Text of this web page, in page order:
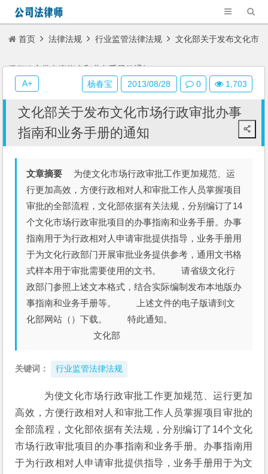
首页 法律法规 行业监管法律法规 文化部关于发布文化市
场行政审批办事指南和业务手册的通知
文化部关于发布文化市场行政审批办事
指南和业务手册的通知
文章摘要 为使文化市场行政审批工作更加规范、运
行更加高效，方便行政相对人和审批工作人员掌握项目
审批的全部流程，文化部依据有关法规，分别编订了14
个文化市场行政审批项目的办事指南和业务手册。办事
指南用于为行政相对人申请审批提供指导，业务手册用
于为文化行政部门开展审批业务提供参考，通用文书格
式样本用于审批需要使用的文书。 请省级文化行
政部门参照上述文本格式，结合实际编制发布本地版办
事指南和业务手册等。 上述文件的电子版请到文
化部网站（）下载。 特此通知。
文化部
关键词： 行业监管法律法规
为使文化市场行政审批工作更加规范、运行更加
高效，方便行政相对人和审批工作人员掌握项目审批的
全部流程，文化部依据有关法规，分别编订了14个文化
市场行政审批项目的办事指南和业务手册。办事指南用
于为行政相对人申请审批提供指导，业务手册用于为文
杨春宝 2013/08/28 0 1,703
A+